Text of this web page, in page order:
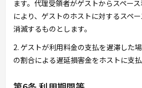
ます。代理受領者がゲストからスペー
により、ゲストのホストに対するスペ
消滅するものとします。
2. ゲストが利用料金の支払を遅滞した
の割合による遅延損害金をホストに支払